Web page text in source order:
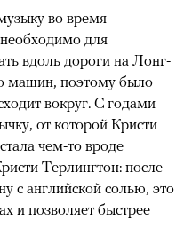
во время
для
вдоль дороги на Лонг-
машин, поэтому было
вокруг. С годами
от которой Кристи
чем-то вроде
Терлингтон: после
с английской солью, это
и позволяет быстрее